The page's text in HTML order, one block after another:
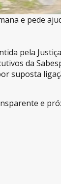
e pede
pela Justiça
da
suposta
e